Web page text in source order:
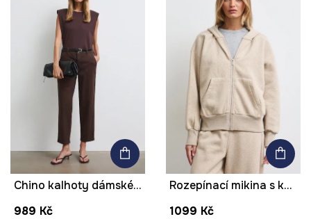
Chino kalhoty dámské bavlněné s elastanem hladké
989 Kč
Rozepínací mikina s kapucí dámská s bavlnou melanžová
1099 Kč